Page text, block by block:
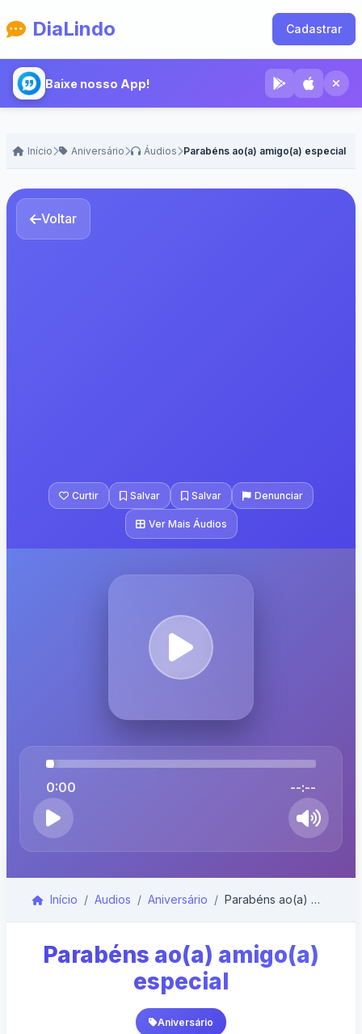
DiaLindo Cadastrar
Baixe nosso App!
Início Aniversário Áudios Parabéns ao(a) amigo(a) especial
Voltar
Curtir Salvar Salvar Denunciar
Ver Mais Áudios
0:00 --:--
Início Audios Aniversário Parabéns ao(a) amigo(a) especial
Parabéns ao(a) amigo(a)
especial
Aniversário